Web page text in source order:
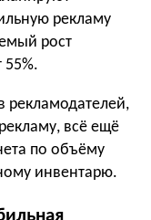
рекламу
рост
55%.
рекламодателей,
всё ещё
по объёму
инвентарю.